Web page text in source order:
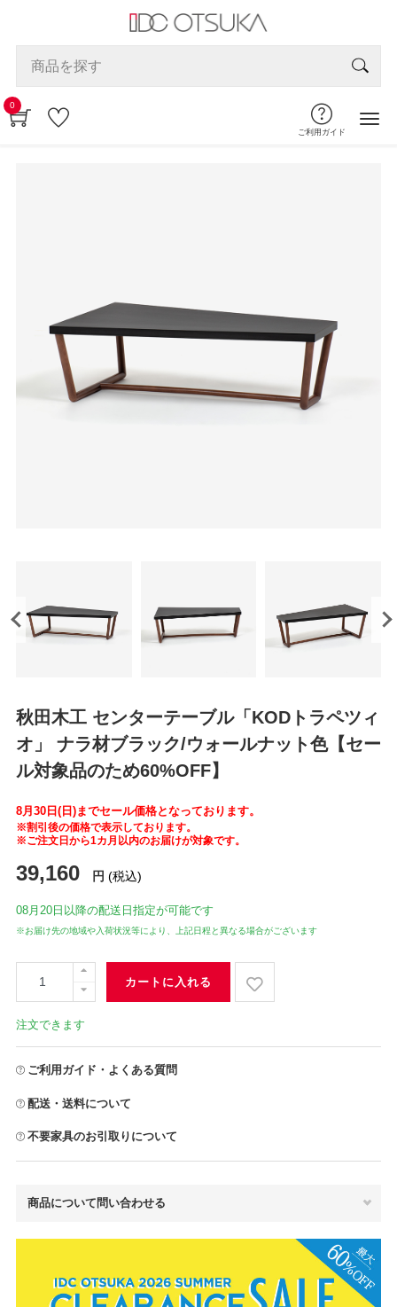
0
ご利用ガイド
秋田木工 センターテーブル「KODトラペツィ
オ」 ナラ材ブラック/ウォールナット色【セー
ル対象品のため60%OFF】
8月30日(日)までセール価格となっております。
※割引後の価格で表示しております。
※ご注文日から1カ月以内のお届けが対象です。
39,160 円 (税込)
08月20日 以降の配送日指定が可能です
※お届け先の地域や入荷状況等により、上記日程と異なる場合がございます
カートに入れる
注文できます
ご利用ガイド・よくある質問
配送・送料について
不要家具のお引取りについて
商品について問い合わせる